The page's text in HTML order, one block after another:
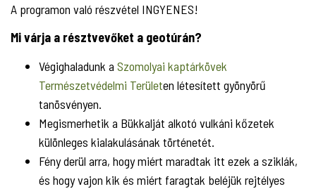
A programon való részvétel INGYENES!
Mi várja a résztvevőket a geotúrán?
Végighaladunk a Szomolyai kaptárkövek
Természetvédelmi Területen létesített gyönyörű
tanösvényen.
Megismerhetik a Bükkalját alkotó vulkáni kőzetek
különleges kialakulásának történetét.
Fény derül arra, hogy miért maradtak itt ezek a sziklák,
és hogy vajon kik és miért faragtak beléjük rejtélyes